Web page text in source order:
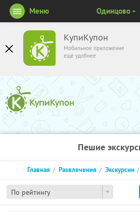
КупиКупон
Мобильное приложение
ещё удобнее
Меню Одинцово
Пешие
По рейтингу
Главная Развлечения Экскурсии